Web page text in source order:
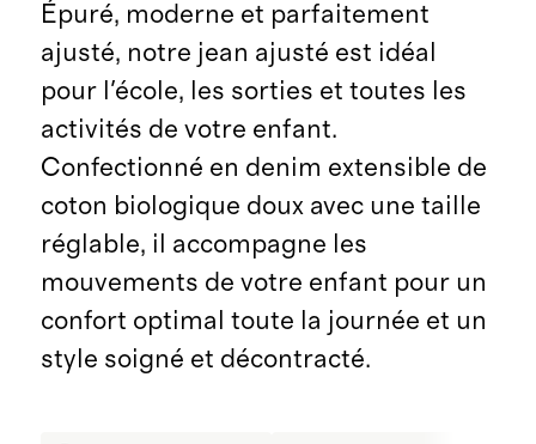
Épuré, moderne et parfaitement
ajusté, notre jean ajusté est idéal
pour l'école, les sorties et toutes les
activités de votre enfant.
Confectionné en denim extensible de
coton biologique doux avec une taille
réglable, il accompagne les
mouvements de votre enfant pour un
confort optimal toute la journée et un
style soigné et décontracté.